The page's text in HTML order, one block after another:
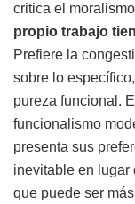
critica el
propio trabajo
Prefiere la
sobre lo
pureza funcional.
funcionalismo
presenta sus
inevitable en lugar
que puede ser